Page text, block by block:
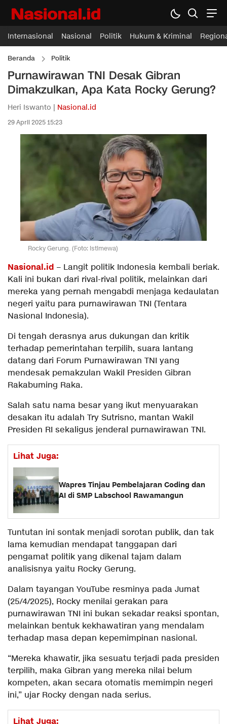
Internasional Nasional Politik Hukum & Kriminal
Beranda Politik
Purnawirawan TNI Desak Gibran
Dimakzulkan, Apa Kata Rocky Gerung?
Heri Iswanto | Nasional.id
29 April 2025 15:23
Rocky Gerung. (Foto: istimewa)
Nasional.id – Langit politik Indonesia kembali beriak.
Kali ini bukan dari rival-rival politik, melainkan dari
mereka yang pernah mengabdi menjaga kedaulatan
negeri yaitu para purnawirawan TNI (Tentara
Nasional Indonesia).
Di tengah derasnya arus dukungan dan kritik
terhadap pemerintahan terpilih, suara lantang
datang dari Forum Purnawirawan TNI yang
mendesak pemakzulan Wakil Presiden Gibran
Rakabuming Raka.
Salah satu nama besar yang ikut menyuarakan
desakan itu adalah Try Sutrisno, mantan Wakil
Presiden RI sekaligus jenderal purnawirawan TNI.
Lihat Juga:
Wapres Tinjau Pembelajaran Coding dan
AI di SMP Labschool Rawamangun
Tuntutan ini sontak menjadi sorotan publik, dan tak
lama kemudian mendapat tanggapan dari
pengamat politik yang dikenal tajam dalam
analisisnya yaitu Rocky Gerung.
Dalam tayangan YouTube resminya pada Jumat
(25/4/2025), Rocky menilai gerakan para
purnawirawan TNI ini bukan sekadar reaksi spontan,
melainkan bentuk kekhawatiran yang mendalam
terhadap masa depan kepemimpinan nasional.
“Mereka khawatir, jika sesuatu terjadi pada presiden
terpilih, maka Gibran yang mereka nilai belum
kompeten, akan secara otomatis memimpin negeri
ini,” ujar Rocky dengan nada serius.
Lihat Juga: